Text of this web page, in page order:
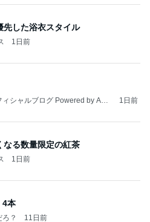
先した浴衣スタイル
1日前
シャルブログ Powered by Ame
1日前
なる数量限定の紅茶
1日前
4本
？ 11日前